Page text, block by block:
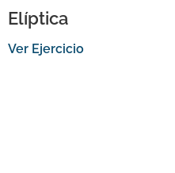
Elíptica
Ver Ejercicio